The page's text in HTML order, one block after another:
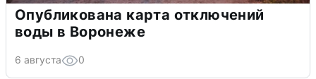
Опубликована карта отключений
воды в Воронеже
6 августа 0